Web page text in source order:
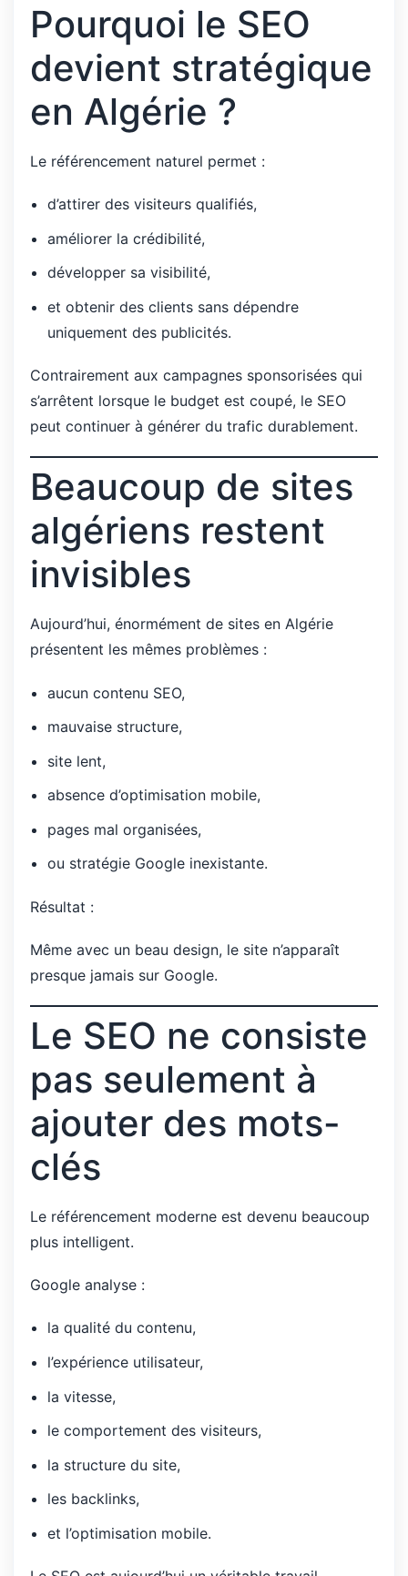
Pourquoi le SEO
devient stratégique
en Algérie ?
Le référencement naturel permet :
d’attirer des visiteurs qualifiés,
améliorer la crédibilité,
développer sa visibilité,
et obtenir des clients sans dépendre
uniquement des publicités.
Contrairement aux campagnes sponsorisées qui
s’arrêtent lorsque le budget est coupé, le SEO
peut continuer à générer du trafic durablement.
Beaucoup de sites
algériens restent
invisibles
Aujourd’hui, énormément de sites en Algérie
présentent les mêmes problèmes :
aucun contenu SEO,
mauvaise structure,
site lent,
absence d’optimisation mobile,
pages mal organisées,
ou stratégie Google inexistante.
Résultat :
Même avec un beau design, le site n’apparaît
presque jamais sur Google.
Le SEO ne consiste
pas seulement à
ajouter des mots-
clés
Le référencement moderne est devenu beaucoup
plus intelligent.
Google analyse :
la qualité du contenu,
l’expérience utilisateur,
la vitesse,
le comportement des visiteurs,
la structure du site,
les backlinks,
et l’optimisation mobile.